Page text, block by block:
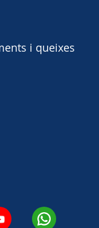
i queixes